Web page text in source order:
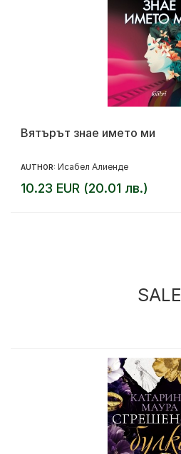
Вятърът знае името ми
AUTHOR: Исабел Алиенде
10.23 EUR (20.01 лв.)
SALE